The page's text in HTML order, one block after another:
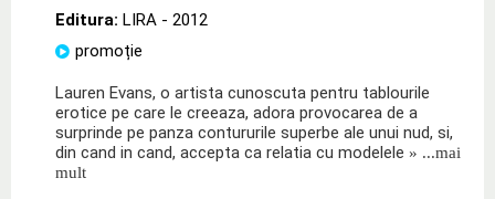
Editura: LIRA - 2012
promoție
Lauren Evans, o artista cunoscuta pentru tablourile
erotice pe care le creeaza, adora provocarea de a
surprinde pe panza contururile superbe ale unui nud, si,
din cand in cand, accepta ca relatia cu modelele » ...mai
mult